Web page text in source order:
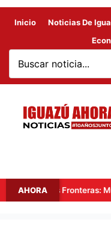
Inicio Noticias De
AHORA
Hito Tres Fronteras: